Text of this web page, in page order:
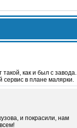
такой, как и был с завода.
сервис в плане малярки.
и покрасили, нам